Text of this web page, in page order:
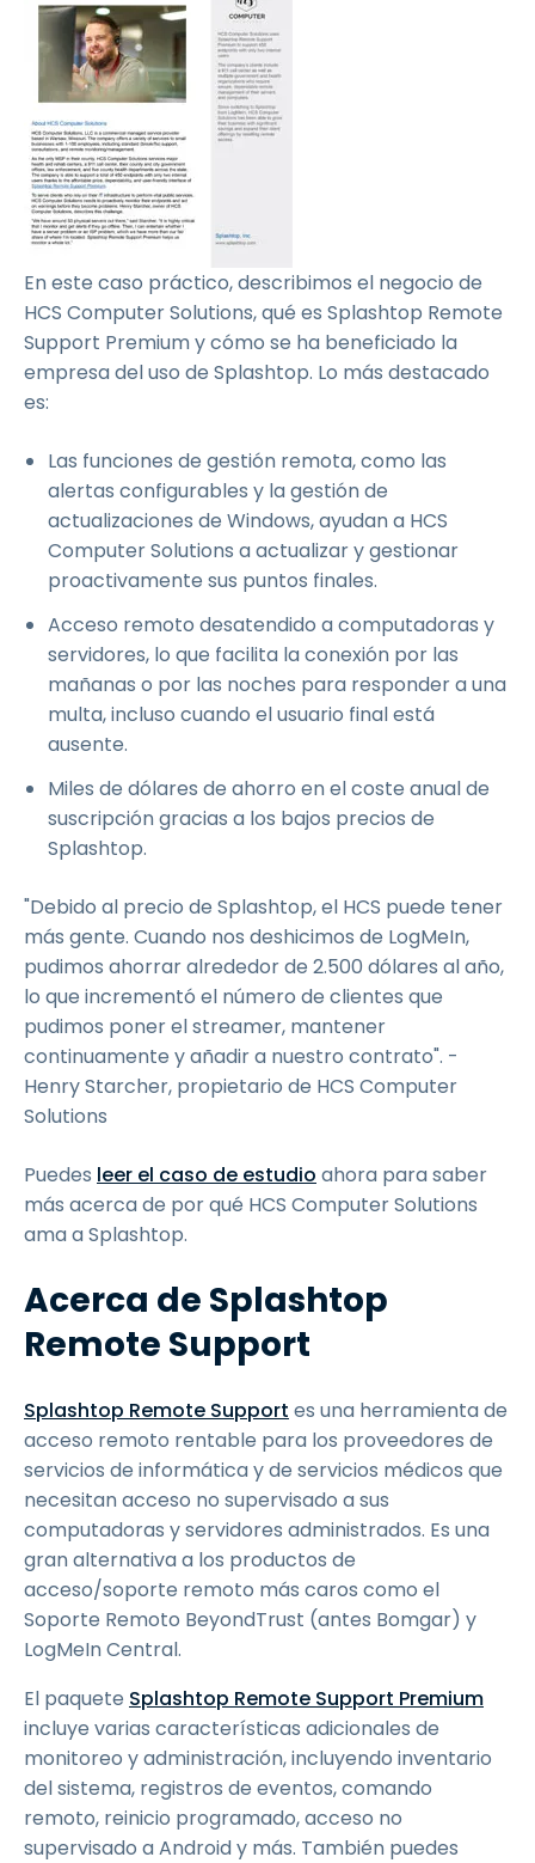
En este caso práctico, describimos el negocio de
HCS Computer Solutions, qué es Splashtop Remote
Support Premium y cómo se ha beneficiado la
empresa del uso de Splashtop. Lo más destacado
es:
Las funciones de gestión remota, como las
alertas configurables y la gestión de
actualizaciones de Windows, ayudan a HCS
Computer Solutions a actualizar y gestionar
proactivamente sus puntos finales.
Acceso remoto desatendido a computadoras y
servidores, lo que facilita la conexión por las
mañanas o por las noches para responder a una
multa, incluso cuando el usuario final está
ausente.
Miles de dólares de ahorro en el coste anual de
suscripción gracias a los bajos precios de
Splashtop.
"Debido al precio de Splashtop, el HCS puede tener
más gente. Cuando nos deshicimos de LogMeIn,
pudimos ahorrar alrededor de 2.500 dólares al año,
lo que incrementó el número de clientes que
pudimos poner el streamer, mantener
continuamente y añadir a nuestro contrato". -
Henry Starcher, propietario de HCS Computer
Solutions
Puedes leer el caso de estudio ahora para saber
más acerca de por qué HCS Computer Solutions
ama a Splashtop.
Acerca de Splashtop
Remote Support
Splashtop Remote Support es una herramienta de
acceso remoto rentable para los proveedores de
servicios de informática y de servicios médicos que
necesitan acceso no supervisado a sus
computadoras y servidores administrados. Es una
gran alternativa a los productos de
acceso/soporte remoto más caros como el
Soporte Remoto BeyondTrust (antes Bomgar) y
LogMeIn Central.
El paquete Splashtop Remote Support Premium
incluye varias características adicionales de
monitoreo y administración, incluyendo inventario
del sistema, registros de eventos, comando
remoto, reinicio programado, acceso no
supervisado a Android y más. También puedes